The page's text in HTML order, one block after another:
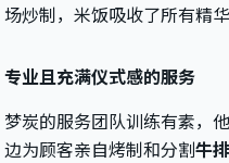
场炒制，米饭吸收了所有精
专业且充满仪式感的服务
梦炭的服务团队训练有素，
边为顾客亲自烤制和分割牛